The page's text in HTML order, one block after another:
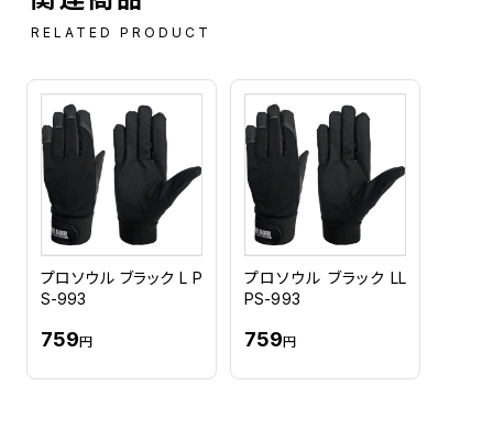
RELATED PRODUCT
プロソウル ブラック L P
S-993
759円
プロソウル ブラック LL
PS-993
759円